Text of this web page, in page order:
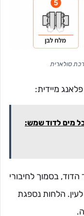
מיידית:
מים לדוד שמש:
הדוד, בסמוך לחיבורי
הלחות נספגת